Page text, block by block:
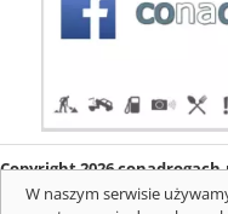
Copyright 2026
O firmie
Redakcja
W naszym serwisie